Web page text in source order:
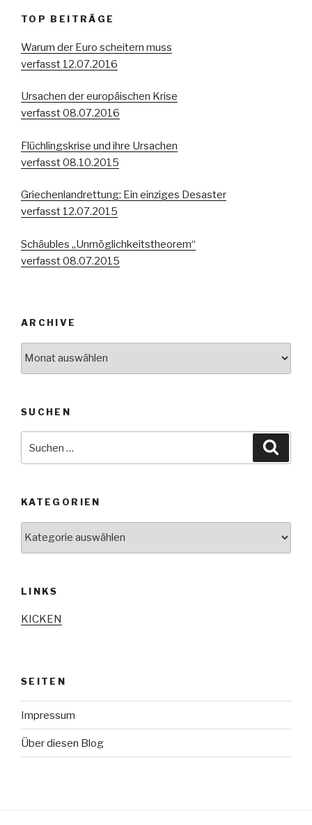
TOP BEITRÄGE
Warum der Euro scheitern muss
verfasst 12.07.2016
Ursachen der europäischen Krise
verfasst 08.07.2016
Flüchlingskrise und ihre Ursachen
verfasst 08.10.2015
Griechenlandrettung: Ein einziges Desaster
verfasst 12.07.2015
Schäubles „Unmöglichkeitstheorem“
verfasst 08.07.2015
ARCHIVE
SUCHEN
nach:
KATEGORIEN
LINKS
KICKEN
SEITEN
Impressum
Über diesen Blog